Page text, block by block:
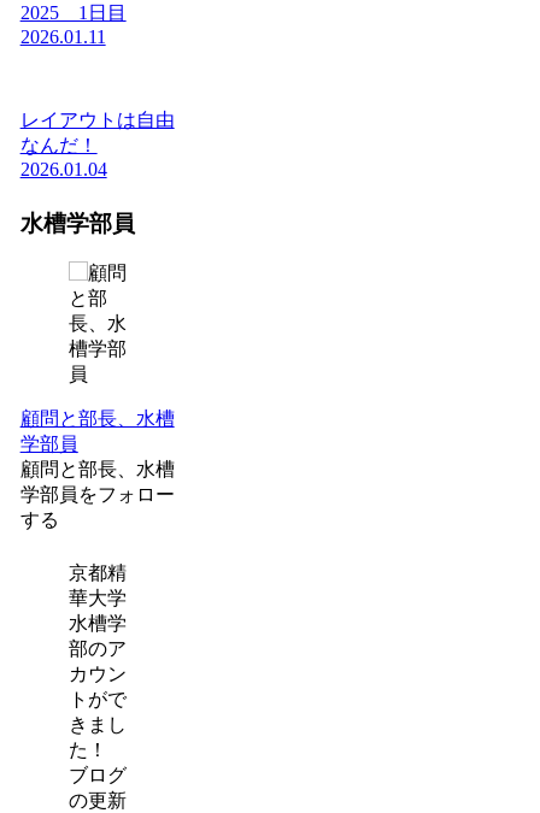
2025 1日目
2026.01.11
レイアウトは自由
なんだ！
2026.01.04
水槽学部員
顧問と部長、水槽
学部員
顧問と部長、水槽
学部員をフォロー
する
京都精
華大学
水槽学
部のア
カウン
トがで
きまし
た！
ブログ
の更新